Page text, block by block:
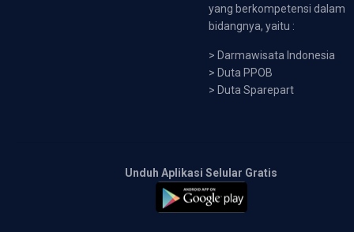
yang berkompetensi dalam
bidangnya, yaitu :
> Darmawisata Indonesia
> Duta PPOB
> Duta Sparepart
Unduh Aplikasi Selular Gratis